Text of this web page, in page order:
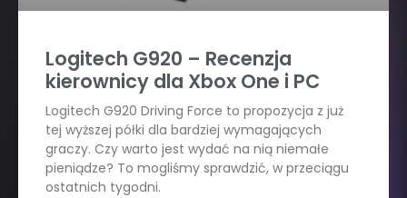
Logitech G920 – Recenzja
kierownicy dla Xbox One i PC
Logitech G920 Driving Force to propozycja z już
tej wyższej półki dla bardziej wymagających
graczy. Czy warto jest wydać na nią niemałe
pieniądze? To mogliśmy sprawdzić, w przeciągu
ostatnich tygodni.